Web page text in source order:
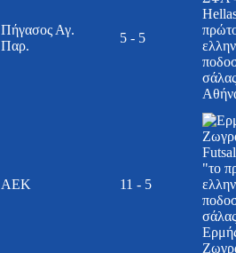
Πήγασος Αγ.
Παρ.
5 - 5
ΑΕΚ 11 - 5